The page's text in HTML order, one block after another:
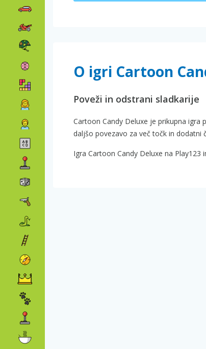
O igri Cartoon
Poveži in odstrani sladkarije
Cartoon Candy Deluxe je prikupna igra
daljšo povezavo za več točk in dodatni
Igra Cartoon Candy Deluxe na Play123